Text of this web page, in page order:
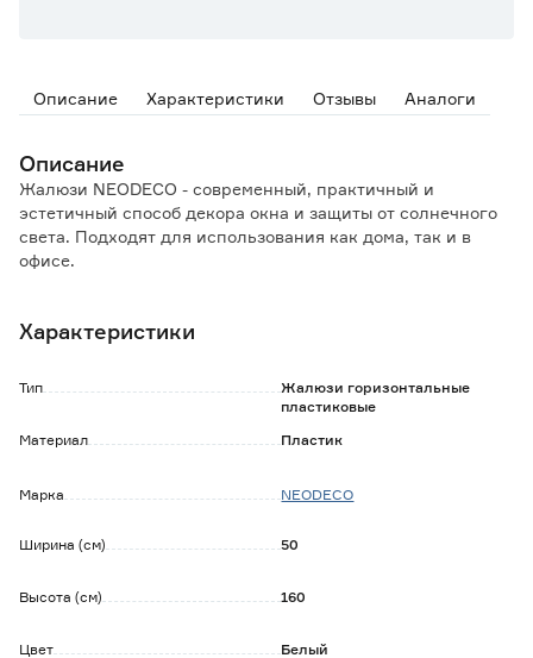
Описание Характеристики Отзывы Аналоги
Описание
Жалюзи NEODECO - современный, практичный и
эстетичный способ декора окна и защиты от солнечного
света. Подходят для использования как дома, так и в
офисе.
жалюзи, позволяет осуществить 100%
Изделие обладает хорошими солнцезащитными
свойствами, не деформируется, не впитывает пыль и
- жалюзи в сборе;
- саморезы, дюбеля;
- ручка управления;
Характеристики
Тип
Жалюзи горизонтальные
пластиковые
Материал
Пластик
Марка NEODECO
Ширина (см) 50
Высота (см) 160
Цвет Белый